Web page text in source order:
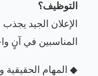
التوظيف؟
الإعلان الجيد
المناسبين في آنٍ
◆ المهام